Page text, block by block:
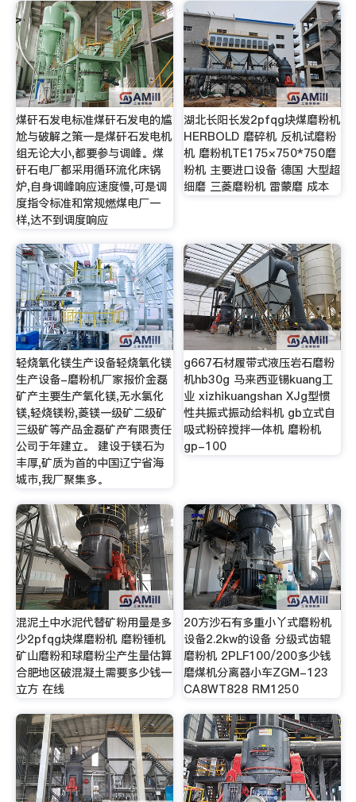
煤矸石发电标准煤矸石发电的尴
尬与破解之策一是煤矸石发电机
组无论大小,都要参与调峰。煤
矸石电厂都采用循环流化床锅
炉,自身调峰响应速度慢,可是调
度指令标准和常规燃煤电厂一
样,达不到调度响应
湖北长阳长发2pfqg块煤磨粉机
HERBOLD 磨碎机 反机试磨粉
机 磨粉机TE175×750*750磨
粉机 主要进口设备 德国 大型超
细磨 三菱磨粉机 雷蒙磨 成本
轻烧氧化镁生产设备轻烧氧化镁
生产设备-磨粉机厂家报价金磊
矿产主要生产氧化镁,无水氯化
镁,轻烧镁粉,菱镁一级矿二级矿
三级矿等产品金磊矿产有限责任
公司于年建立。 建设于镁石为
丰厚,矿质为首的中国辽宁省海
城市,我厂聚集多。
g667石材履带式液压岩石磨粉
机hb30g 马来西亚锡kuang工
业 xizhikuangshan XJg型惯
性共振式振动给料机 gb立式自
吸式粉碎搅拌一体机 磨粉机
gp-100
混泥土中水泥代替矿粉用量是多
少2pfqg块煤磨粉机 磨粉锤机
矿山磨粉和球磨粉尘产生量估算
合肥地区破混凝土需要多少钱一
立方 在线
20方沙石有多重小丫式磨粉机
设备2.2kw的设备 分级式齿辊
磨粉机 2PLF100/200多少钱
磨煤机分离器小车ZGM-123
CA8WT828 RM1250